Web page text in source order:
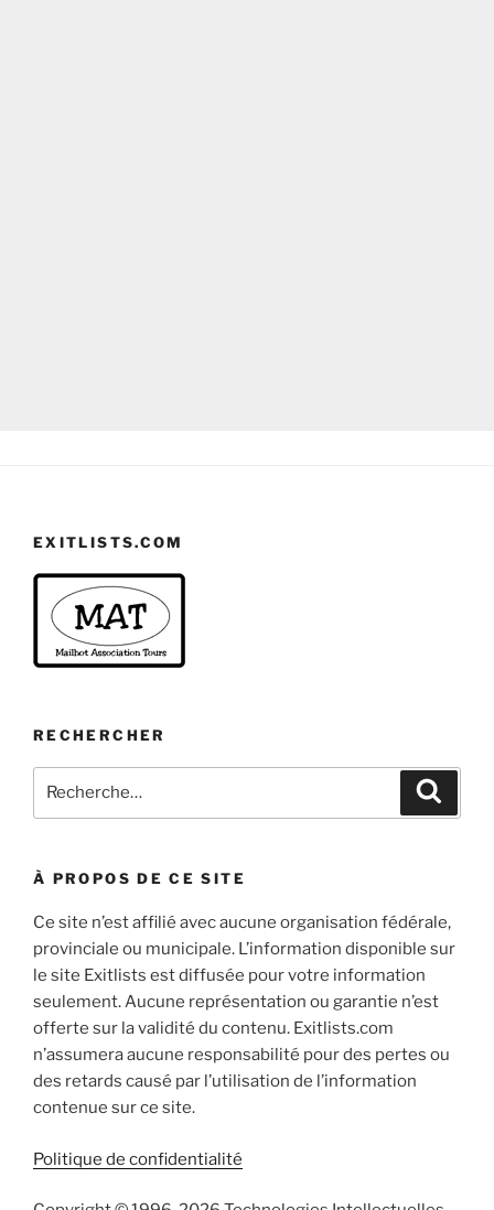
EXITLISTS.COM
RECHERCHER
À PROPOS DE CE SITE
Ce site n’est affilié avec aucune organisation fédérale,
provinciale ou municipale. L’information disponible sur
le site Exitlists est diffusée pour votre information
seulement. Aucune représentation ou garantie n’est
offerte sur la validité du contenu. Exitlists.com
n’assumera aucune responsabilité pour des pertes ou
des retards causé par l’utilisation de l’information
contenue sur ce site.
Politique de confidentialité